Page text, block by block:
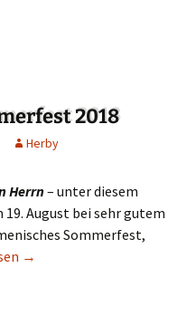
2018
Herby
Herrn– unter diesem
August bei sehr gutem
Sommerfest,
Sommerfest 2018
→